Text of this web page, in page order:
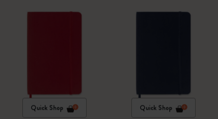
Quick Shop Quick Shop